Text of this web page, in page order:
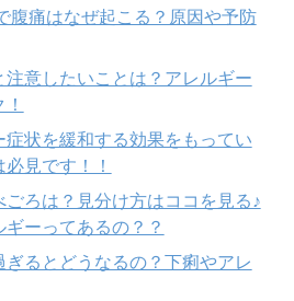
腹痛はなぜ起こる？原因や予防
注意したいことは？アレルギー
症状を緩和する効果をもってい
見です！！
ろは？見分け方はココを見る♪
ーってあるの？？
るとどうなるの？下痢やアレ